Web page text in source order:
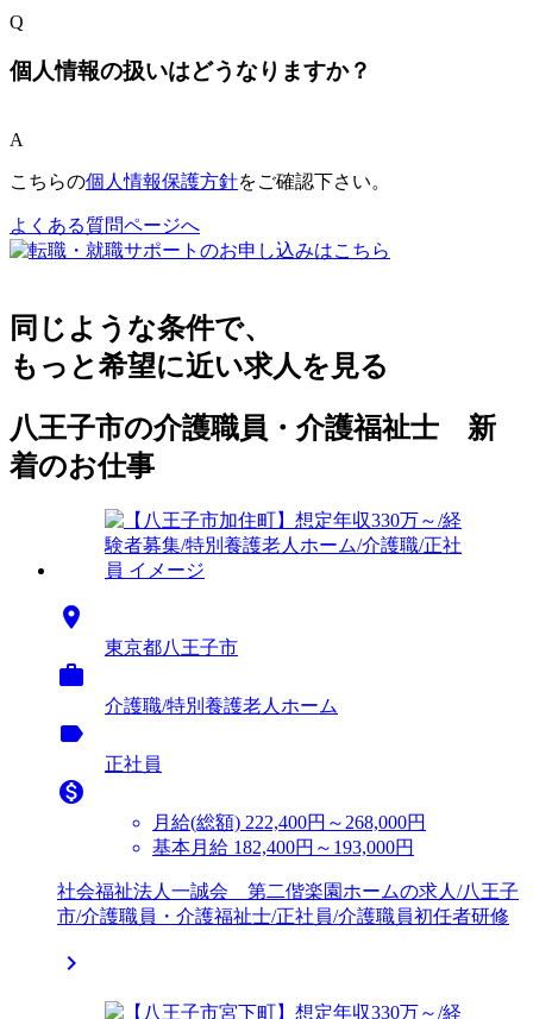
Q
個人情報の扱いはどうなりますか？
A
こちらの個人情報保護方針をご確認下さい。
よくある質問ページへ
同じような条件で、
もっと希望に近い求人を見る
八王子市の介護職員・介護福祉士 新
着のお仕事

東京都八王子市

介護職/特別養護老人ホーム
label
正社員

月給(総額) 222,400円～268,000円
基本月給 182,400円～193,000円
社会福祉法人一誠会 第二偕楽園ホームの求人/八王子
市/介護職員・介護福祉士/正社員/介護職員初任者研修
